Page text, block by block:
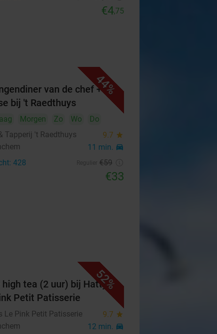
€4,75
44%
van de chef +
bij 't Raedthuys
Morgen Zo Wo
Do
Tapperij 't Raedthuys
9.7 star
11 min. directions_car
428 €59
€33
52%
high tea (2 uur) bij Hatty's
Petit Patisserie
Le Pink Petit Patisserie 9.7 star
12 min. directions_car